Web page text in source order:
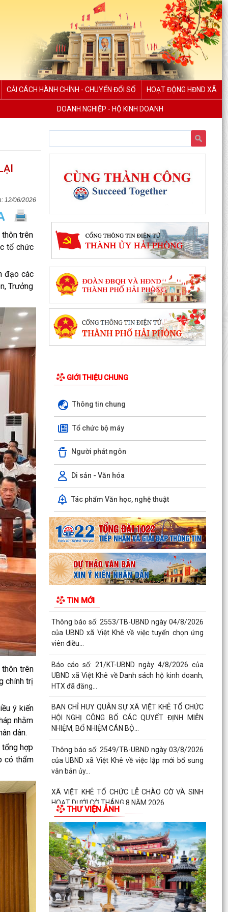
CẢI CÁCH HÀNH CHÍNH - CHUYỂN ĐỔI SỐ HOẠT ĐỘNG HĐND XÃ
DOANH NGHIỆP - HỘ KINH DOANH
12/06/2026
trên
tổ chức
đạo các
Trưởng
trên
chính trị
ý kiến
nhằm
dân.
hợp
có thẩm
GIỚI THIỆU CHUNG
Thông tin chung
Tổ chức bộ máy
Người phát ngôn
Di sản - Văn hóa
Tác phẩm Văn học, nghệ thuật
TIN MỚI
Ủy ban nhân dân xã Việt Khê: Tăng cường triển
học...
XÃ VIỆT KHÊ TỔ CHỨC HỘI NGHỊ TUYÊN
TRUYỀN PHỔ BIẾN PHÁP LUẬT VỀ TRẬT TỰ AN
TOÀN GIAO THÔNG VÀ TRAO...
Thông báo số: 159/TB-TTPVHCC ngày
4/8/2026 của UBND xã Việt Khê Niêm yết về việc
Bãi bỏ một số...
Kế hoạch số 105-KH-ĐU ngày 25/5/2026 của
Đảng ủy xã Việt Khê về việc tuyên truyền thực
hiện Chỉ thị...
Thông báo số: 158/TB-TTPVHCC ngày
Bãi bỏ một số...
Thông báo số: 2553/TB-UBND ngày 04/8/2026
của UBND xã Việt Khê về việc tuyển chọn ứng
viên điều...
Báo cáo số: 21/KT-UBND ngày 4/8/2026 của
UBND xã Việt Khê về Danh sách hộ kinh doanh,
HTX đã đăng...
BAN CHỈ HUY QUÂN SỰ XÃ VIỆT KHÊ TỔ CHỨC
HỘI NGHỊ CÔNG BỐ CÁC QUYẾT ĐỊNH MIỄN
NHIỆM, BỔ NHIỆM CÁN BỘ...
Thông báo số: 2549/TB-UBND ngày 03/8/2026
của UBND xã Việt Khê về việc lập mới bổ sung
văn bản ủy...
XÃ VIỆT KHÊ TỔ CHỨC LỄ CHÀO CỜ VÀ SINH
HOẠT DƯỚI CỜ THÁNG 8 NĂM 2026
Báo cáo số 330/BC-UBND ngày 3/8/2026 của
UBND xã Việt Khê Kết quả thực hiện nội dung
Thông báo số...
Hội Nông dân xã Việt Khê phối hợp với Công ty
Cổ phần Tư Nông nghiệp và Xây dựng Hải
Phong tổ chức...
XÃ VIỆTKHÊ, THÀNH PHỐ HẢI PHÒNG: BẾ MẠC
THƯ VIỆN ẢNH